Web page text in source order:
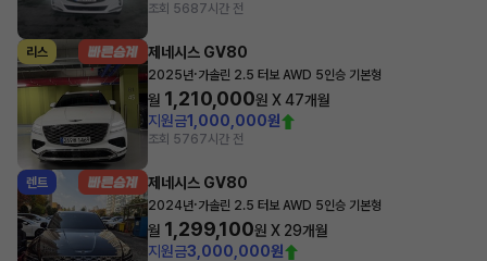
조회 5687시간 전
리스 제네시스 GV80
2025년·가솔린 2.5 터보 AWD 5인승 기본형
월 1,210,000원 X47개월
지원금1,000,000원
조회 5767시간 전
렌트 제네시스 GV80
2024년·가솔린 2.5 터보 AWD 5인승 기본형
월 1,299,100원 X 29개월
지원금3,000,000원